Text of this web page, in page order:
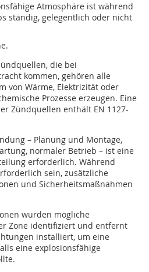
Atmosphäre ist während
ständig, gelegentlich oder nicht
die bei
kommen, gehören alle
von Wärme, Elektrizität oder
Prozesse erzeugen. Eine
Zündquellen enthält EN 1127-
– Planung und Montage,
normaler Betrieb – ist eine
erforderlich. Während
sein, zusätzliche
und Sicherheitsmaßnahmen
wurden mögliche
Zone identifiziert und entfernt
installiert, um eine
eine explosionsfähige